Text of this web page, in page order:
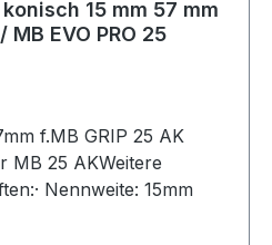
MB EVO PRO 25
f.MB GRIP 25 AK
MB 25 AKWeitere
Nennweite: 15mm